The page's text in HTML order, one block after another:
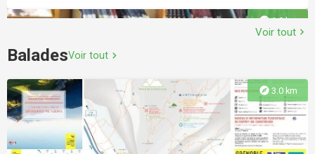
Site d'escalade de l'Écoutoux
Site d'initiation au pied de l'Écoutoux, où Pierre Beghin venait
s'entraîner.
explore1.9 km
Bibliothèque
Voir tout chevron_right
BaladesVoir tout chevron_right
explore 3.0 km